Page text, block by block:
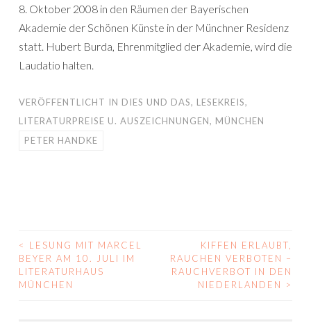
8. Oktober 2008 in den Räumen der Bayerischen
Akademie der Schönen Künste in der Münchner Residenz
statt. Hubert Burda, Ehrenmitglied der Akademie, wird die
Laudatio halten.
VERÖFFENTLICHT IN DIES UND DAS, LESEKREIS,
LITERATURPREISE U. AUSZEICHNUNGEN, MÜNCHEN
PETER HANDKE
BEITRAGS-
NAVIGATION
<
LESUNG MIT MARCEL
BEYER AM 10. JULI IM
LITERATURHAUS
MÜNCHEN
KIFFEN ERLAUBT,
RAUCHEN VERBOTEN –
RAUCHVERBOT IN DEN
NIEDERLANDEN
>